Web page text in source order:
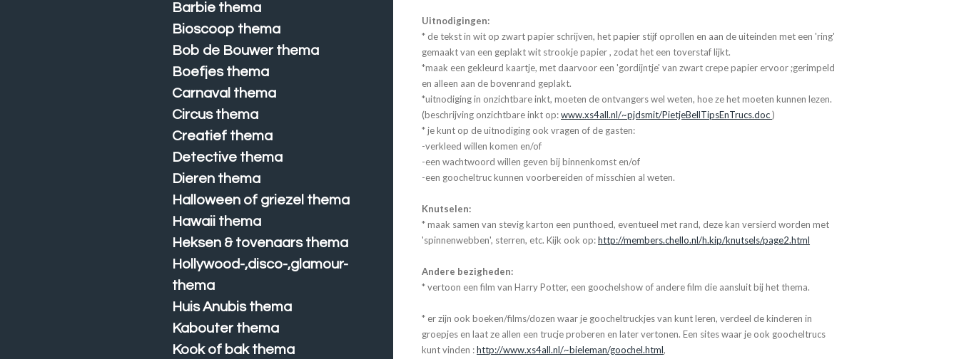
Uitnodigingen:
* de tekst in wit op zwart papier schrijven, het papier stijf oprollen en aan de uiteinden met een 'ring'
gemaakt van een geplakt wit strookje papier , zodat het een toverstaf lijkt.
*maak een gekleurd kaartje, met daarvoor een 'gordijntje' van zwart crepe papier ervoor ;gerimpeld
en alleen aan de bovenrand geplakt.
*uitnodiging in onzichtbare inkt, moeten de ontvangers wel weten, hoe ze het moeten kunnen lezen.
(beschrijving onzichtbare inkt op:www.xs4all.nl/~pjdsmit/PietjeBellTipsEnTrucs.doc)
* je kunt op de uitnodiging ook vragen of de gasten:
-verkleed willen komen en/of
-een wachtwoord willen geven bij binnenkomst en/of
-een goocheltruc kunnen voorbereiden of misschien al weten.
Knutselen:
* maak samen van stevig karton een punthoed, eventueel met rand, deze kan versierd worden met
'spinnenwebben', sterren, etc. Kijk ook op:http://members.chello.nl/h.kip/knutsels/page2.html
Andere bezigheden:
* vertoon een film van Harry Potter, een goochelshow of andere film die aansluit bij het thema.
* er zijn ook boeken/films/dozen waar je goocheltruckjes van kunt leren, verdeel de kinderen in
groepjes en laat ze allen een trucje proberen en later vertonen. Een sites waar je ook goocheltrucs
kunt vinden :http://www.xs4all.nl/~bieleman/goochel.html,
Barbie thema
Bioscoop thema
Bob de Bouwer thema
Boefjes thema
Carnaval thema
Circus thema
Creatief thema
Detective thema
Dieren thema
Halloween of griezel thema
Hawaii thema
Heksen & tovenaars thema
Hollywood-,disco-,glamour-
thema
Huis Anubis thema
Kabouter thema
Kook of bak thema